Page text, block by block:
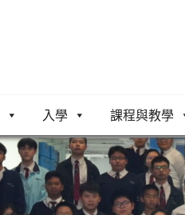
入學 課程與教學